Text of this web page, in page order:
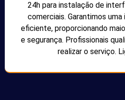
24h para instalação de
comerciais. Garantimos
eficiente, proporcionando
e segurança. Profissionais
realizar o serviço.